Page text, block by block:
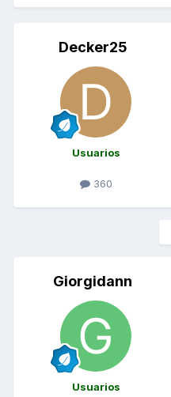
Decker25
Usuarios
360
Giorgidann
Usuarios